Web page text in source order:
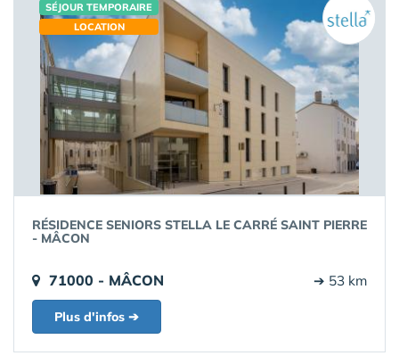
SÉJOUR TEMPORAIRE
LOCATION
RÉSIDENCE SENIORS STELLA LE CARRÉ SAINT PIERRE
- MÂCON
71000 - MÂCON ➔ 53 km
Plus d'infos ➔